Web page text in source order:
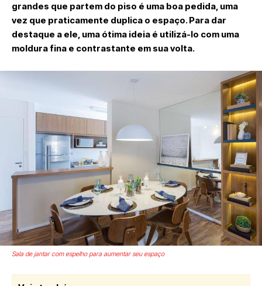
grandes que partem do piso é uma boa pedida, uma
vez que praticamente duplica o espaço. Para dar
destaque a ele, uma ótima ideia é utilizá-lo com uma
moldura fina e contrastante em sua volta.
Sala de jantar com espelho para aumentar seu espaço